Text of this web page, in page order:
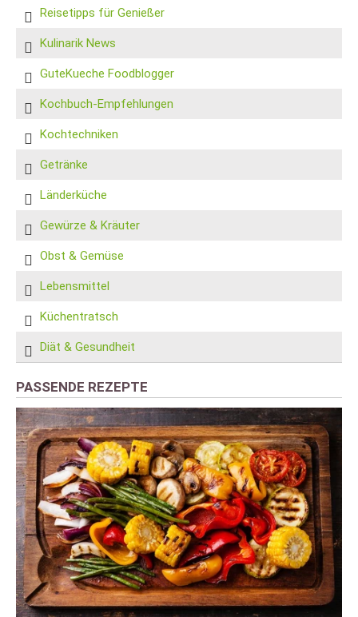
Reisetipps für Genießer
Kulinarik News
GuteKueche Foodblogger
Kochbuch-Empfehlungen
Kochtechniken
Getränke
Länderküche
Gewürze & Kräuter
Obst & Gemüse
Lebensmittel
Küchentratsch
Diät & Gesundheit
PASSENDE REZEPTE